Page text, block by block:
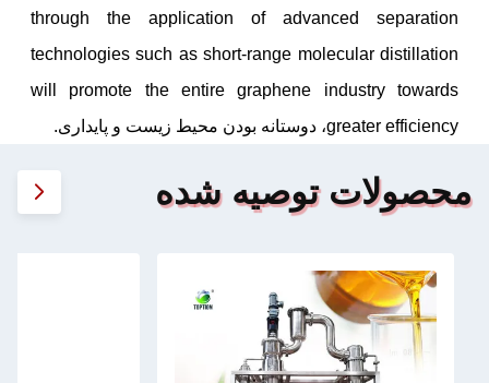
through the application of advanced separation
technologies such as short-range molecular distillation
will promote the entire graphene industry towards
greater efficiency، دوستانه بودن محیط زیست و پایداری.
محصولات توصیه شده